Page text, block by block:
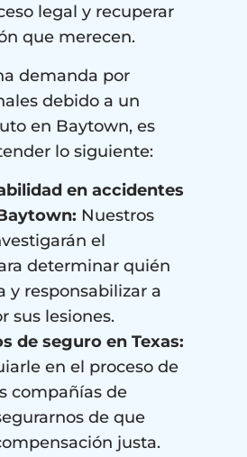
legal y recuperar
que merecen.
demanda por
debido a un
en Baytown, es
lo siguiente:
en accidentes
Nuestros
el
determinar quién
y responsabilizar a
sus lesiones.
de seguro en Texas:
en el proceso de
compañías de
de que
justa.